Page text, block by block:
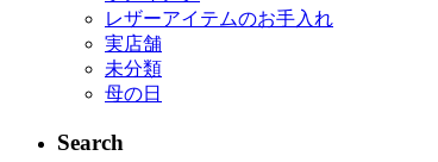
レザーアイテムのお手入れ
実店舗
未分類
母の日
Search